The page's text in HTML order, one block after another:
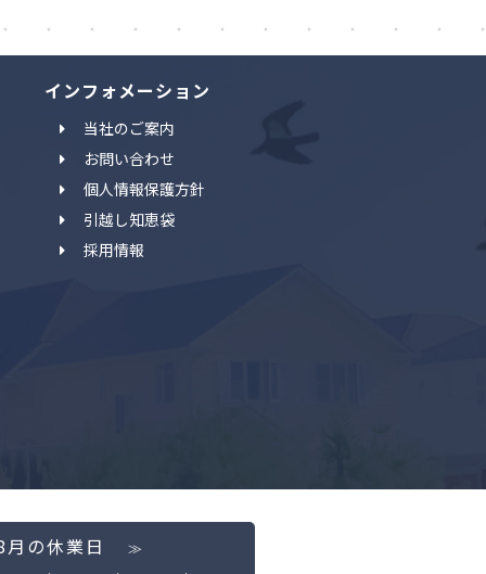
インフォメーション
当社のご案内
お問い合わせ
個人情報保護方針
引越し知恵袋
採用情報
の休業日 ≫